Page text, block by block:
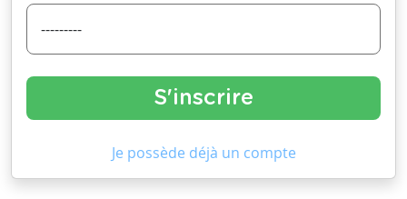
Je possède déjà un compte